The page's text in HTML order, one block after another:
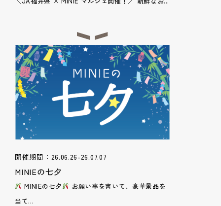
開催期間：26.06.26-26.07.07
MINIEの七夕
MINIEの七夕
お願い事を書いて、豪華景品を
当て...